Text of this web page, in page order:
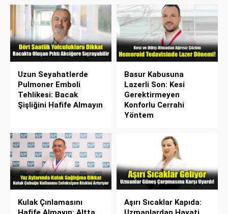
Uzun Seyahatlerde
Pulmoner Emboli
Tehlikesi: Bacak
Şişliğini Hafife Almayın
Basur Kabusuna
Lazerli Son: Kesi
Gerektirmeyen
Konforlu Cerrahi
Yöntem
Kulak Çınlamasını
Aşırı Sıcaklar Kapıda: